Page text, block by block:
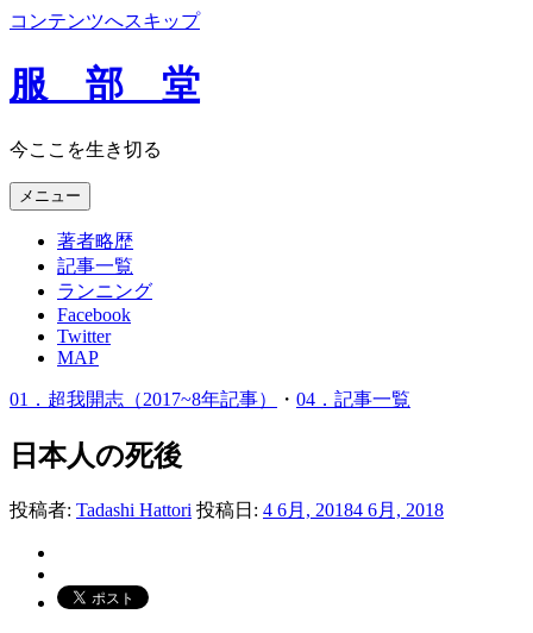
コンテンツへスキップ
服 部 堂
今ここを生き切る
メニュー
著者略歴
記事一覧
ランニング
Facebook
Twitter
MAP
01．超我開志（2017~8年記事） ・ 04．記事一覧
日本人の死後
投稿者: Tadashi Hattori 投稿日: 4 6月, 20184 6月, 2018